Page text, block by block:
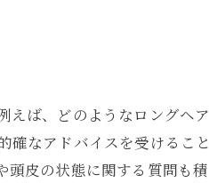
えば、どのようなロングヘア
確なアドバイスを受けること
頭皮の状態に関する質問も積